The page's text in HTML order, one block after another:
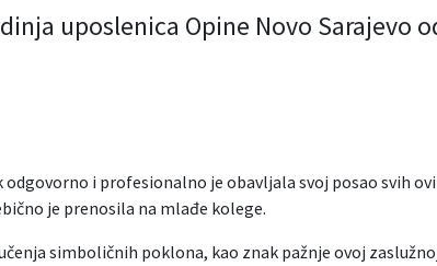
uposlenica Opine Novo Sarajevo
odgovorno i profesionalno je obavljala svoj posao svih
je prenosila na mlađe kolege.
simboličnih poklona, kao znak pažnje ovoj